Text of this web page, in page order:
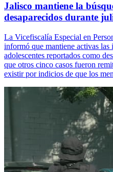
Jalisco mantiene la
desaparecidos durante
La Vicefiscalía Especial en
informó que mantiene activas
adolescentes reportados como
que otros cinco casos fueron
existir por indicios de que los